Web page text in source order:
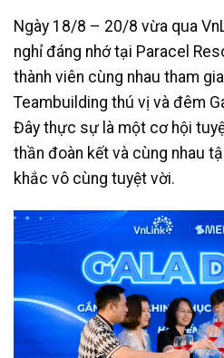
Ngày 18/8 – 20/8 vừa qua
nghỉ đáng nhớ tại Paracel
thành viên cùng nhau tham
Teambuilding thú vị và đêm
Đây thực sự là một cơ hội
thần đoàn kết và cùng nhau
khắc vô cùng tuyệt vời.